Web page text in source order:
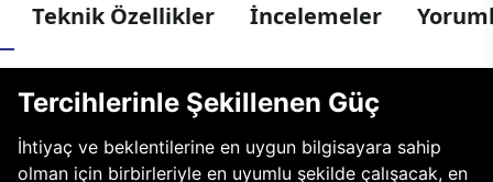
Teknik Özellikler İncelemeler
Tercihlerinle Şekillenen Güç
İhtiyaç ve beklentilerine en uygun bilgisayara sahip
olman için birbirleriyle en uyumlu şekilde çalışacak, en